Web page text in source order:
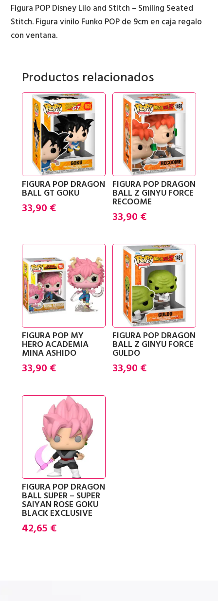
LILO
AND
STITCH
SEATED
STITCH
cantidad
Figura POP Disney Lilo and Stitch – Smiling Seated
Stitch. Figura vinilo Funko POP de 9cm en caja regalo
con ventana.
Productos relacionados
FIGURA POP DRAGON
BALL GT GOKU
33,90 €
FIGURA POP DRAGON
BALL Z GINYU FORCE
RECOOME
33,90 €
FIGURA POP MY
HERO ACADEMIA
MINA ASHIDO
33,90 €
FIGURA POP DRAGON
BALL Z GINYU FORCE
GULDO
33,90 €
FIGURA POP DRAGON
BALL SUPER – SUPER
SAIYAN ROSE GOKU
BLACK EXCLUSIVE
42,65 €